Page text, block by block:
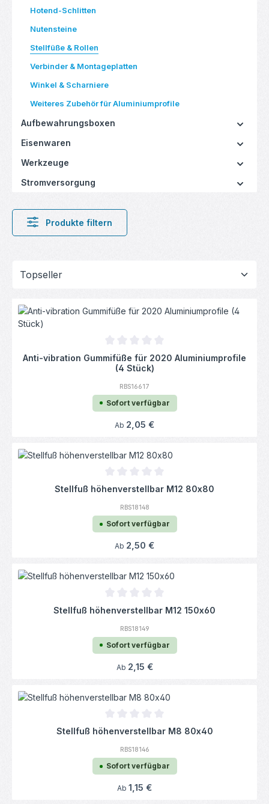
Hotend-Schlitten
Nutensteine
Stellfüße & Rollen
Verbinder & Montageplatten
Winkel & Scharniere
Weiteres Zubehör für Aluminiumprofile
Aufbewahrungsboxen
Eisenwaren
Werkzeuge
Stromversorgung
Produkte filtern
Durchschnittliche Bewertung von 0 von
Anti-vibration Gummifüße für 2020 Aluminiumprofile
(4 Stück)
RBS16617
Sofort verfügbar
Regulärer Preis:
Ab 2,05 €
Durchschnittliche Bewertung von 0 von
Stellfuß höhenverstellbar M12 80x80
RBS18148
Sofort verfügbar
Regulärer Preis:
Ab 2,50 €
Durchschnittliche Bewertung von 0 von
Stellfuß höhenverstellbar M12 150x60
RBS18149
Sofort verfügbar
Regulärer Preis:
Ab 2,15 €
Durchschnittliche Bewertung von 0 von
Stellfuß höhenverstellbar M8 80x40
RBS18146
Sofort verfügbar
Regulärer Preis:
Ab 1,15 €